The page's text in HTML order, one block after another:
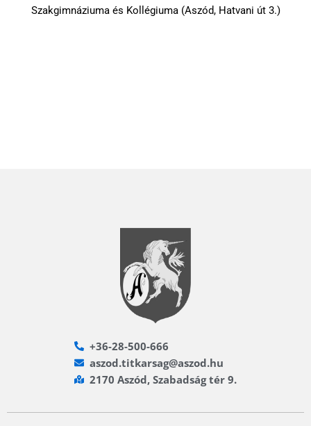
Szakgimnáziuma és Kollégiuma (Aszód, Hatvani út 3.)
+36-28-500-666
aszod.titkarsag@aszod.hu
2170 Aszód, Szabadság tér 9.